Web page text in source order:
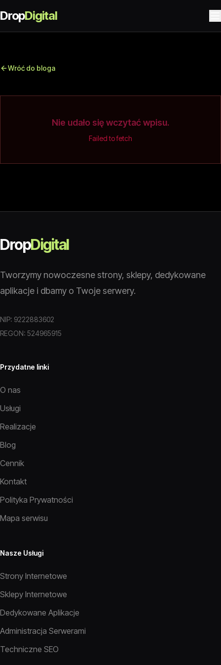
DropDigital
Wróć do bloga
Nie udało się wczytać wpisu.
Failed to fetch
DropDigital
Tworzymy nowoczesne strony, sklepy, dedykowane
aplikacje i dbamy o Twoje serwery.
NIP: 9222883602
REGON: 524965915
Przydatne linki
O nas
Usługi
Realizacje
Blog
Cennik
Kontakt
Polityka Prywatności
Mapa serwisu
Nasze Usługi
Strony Internetowe
Sklepy Internetowe
Dedykowane Aplikacje
Administracja Serwerami
Techniczne SEO